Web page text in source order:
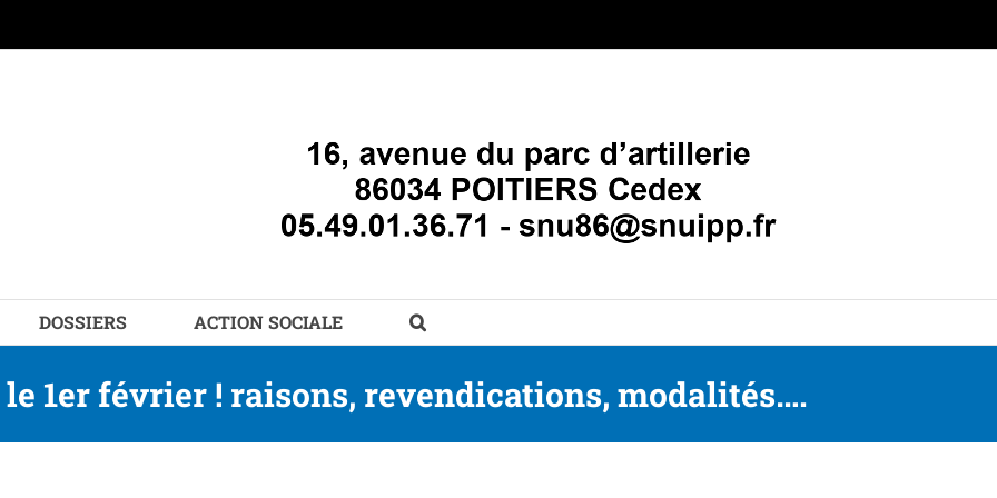
DOSSIERS ACTION SOCIALE
1er février ! raisons, revendications, modalités….